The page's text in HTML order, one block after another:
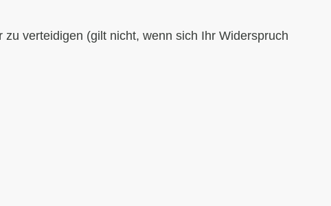
verteidigen (gilt nicht, wenn sich Ihr Widerspruch